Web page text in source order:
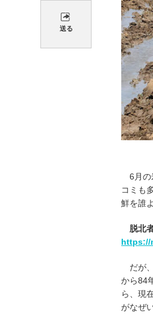
送る
6月
コミも
鮮を誰
脱北
https://
だが
から84
ら、現
がなぜ